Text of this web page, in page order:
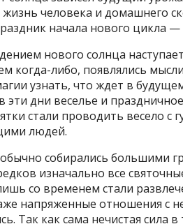
человека и домашнего
начала нового цикла —
нового солнца
когда-либо, появлялись
узнать, что ждет в
эти дни веселье и
стали проводить весело с
людей.
собирались большими
изначально все
со временем стали
напряженные отношения с
Так как сама нечистая сила